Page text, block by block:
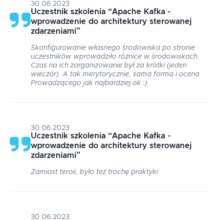
30.06.2023
Uczestnik szkolenia “Apache Kafka -
wprowadzenie do architektury sterowanej
zdarzeniami”
Skonfigurowanie własnego środowiska po stronie
uczestników wprowadziło różnice w środowiskach.
Czas na ich zorganizowanie był za krótki (jeden
wieczór). A tak merytorycznie, sama forma i ocena
Prowadzącego jak najbardziej ok :)
30.06.2023
Uczestnik szkolenia “Apache Kafka -
wprowadzenie do architektury sterowanej
zdarzeniami”
Zamiast teroii, było też trochę praktyki
30.06.2023